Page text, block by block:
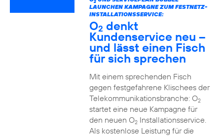
2
LAUNCHEN KAMPAGNE ZUM FESTNETZ-
INSTALLATIONSSERVICE:
O2 denkt
Kundenservice neu –
und lässt einen Fisch
für sich sprechen
Mit einem sprechenden Fisch
gegen festgefahrene Klischees der
Telekommunikationsbranche: O2
startet eine neue Kampagne für
den neuen O2Installationsservice.
Als kostenlose Leistung für die